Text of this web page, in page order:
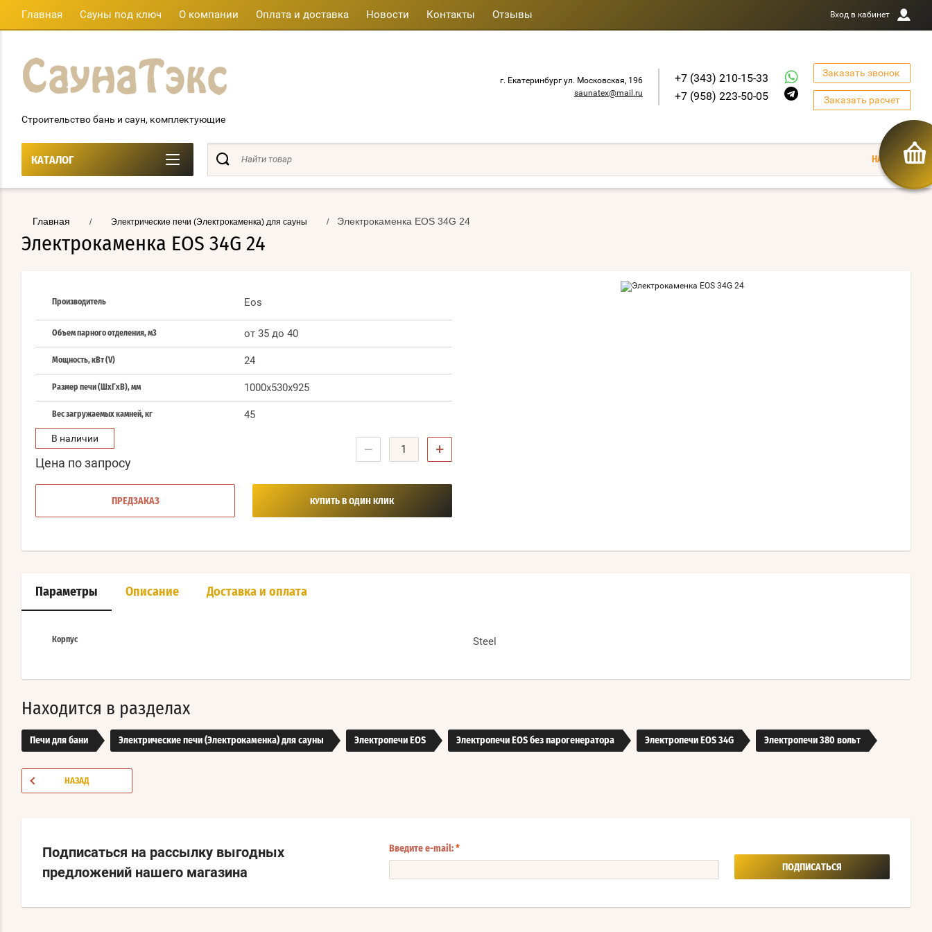
Главная Сауны под ключ О компании Оплата и доставка Новости Контакты Отзывы Вход в кабинет
Строительство бань и саун, комплектующие
г. Екатеринбург ул. Московская, 196
saunatex@mail.ru
+7 (343) 210-15-33
+7 (958) 223-50-05
Заказать звонок
Заказать расчет
КАТАЛОГ
Главная / Электрические печи (Электрокаменка) для сауны / Электрокаменка EOS 34G 24
Электрокаменка EOS 34G 24
Производитель Eos
Объем парного отделения, м3 от 35 до 40
Мощность, кВт (V) 24
Размер печи (ШхГхВ), мм 1000x530x925
Вес загружаемых камней, кг 45
В наличии
Цена по запросу
− +
ПРЕДЗАКАЗ КУПИТЬ В ОДИН КЛИК
Параметры Описание Доставка и оплата
Корпус Steel
Находится в разделах
Печи для бани Электрические печи (Электрокаменка) для сауны Электропечи EOS Электропечи EOS без парогенератора Электропечи EOS 34G Электропечи 380 вольт
НАЗАД
Подписаться на рассылку выгодных
предложений нашего магазина
Введите e-mail: *
ПОДПИСАТЬСЯ